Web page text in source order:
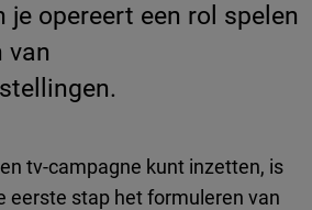
je opereert een rol spelen
van
tv-campagne kunt inzetten, is
eerste stap het formuleren van